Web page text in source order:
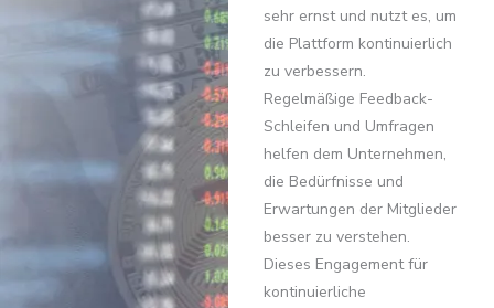
sehr ernst und nutzt es, um
die Plattform kontinuierlich
zu verbessern.
Regelmäßige Feedback-
Schleifen und Umfragen
helfen dem Unternehmen,
die Bedürfnisse und
Erwartungen der Mitglieder
besser zu verstehen.
Dieses Engagement für
kontinuierliche